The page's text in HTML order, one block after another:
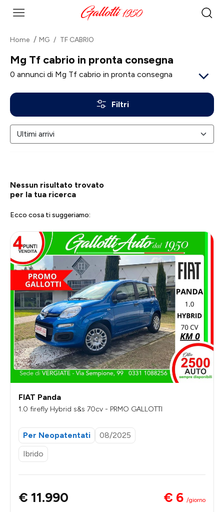
Home MG TF CABRIO
Mg Tf cabrio in pronta consegna
0 annunci di Mg Tf cabrio in pronta consegna
Filtri
Nessun risultato trovato
per la tua ricerca
Ecco cosa ti suggeriamo:
FIAT Panda
1.0 firefly Hybrid s&s 70cv - PRMO GALLOTTI
Per Neopatentati
08/2025
Ibrido
€ 11.990 € 6 /giorno